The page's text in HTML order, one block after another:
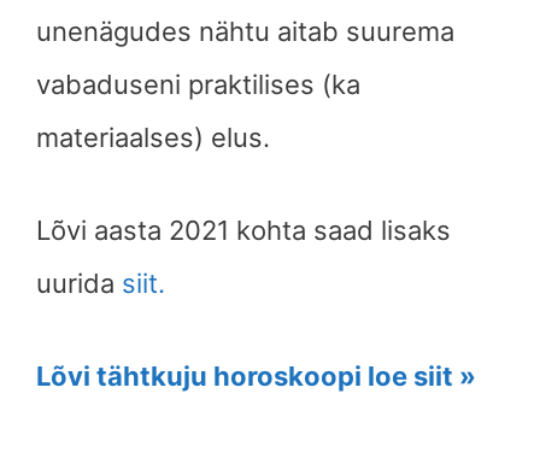
unenägudes nähtu aitab suurema
vabaduseni praktilises (ka
materiaalses) elus.
Lõvi aasta 2021 kohta saad lisaks
uurida siit.
Lõvi tähtkuju horoskoopi loe siit »